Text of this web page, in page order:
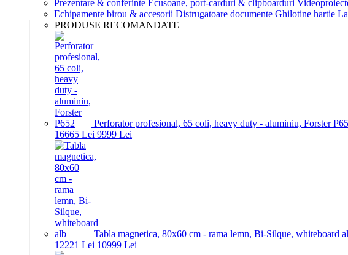
Prezentare & conferinte Ecusoane, port-carduri & clipboarduri
Echipamente birou & accesorii Distrugatoare documente Ghilotine hartie
PRODUSE RECOMANDATE
Perforator profesional, 65 coli, heavy duty - aluminiu, Forster
16665 Lei 9999 Lei
Tabla magnetica, 80x60 cm - rama lemn, Bi-Silque, whiteboard
12221 Lei 10999 Lei